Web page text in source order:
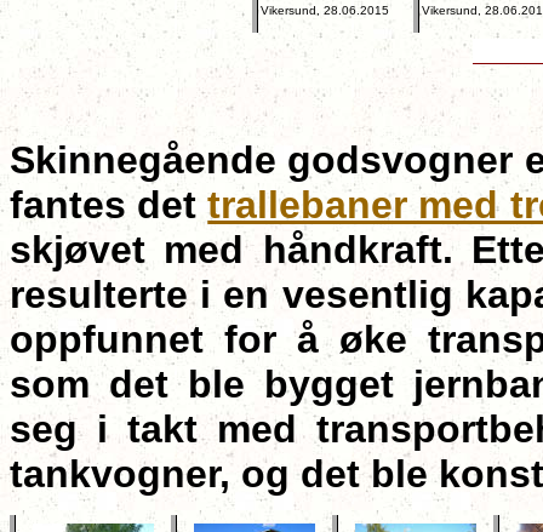
Vikersund, 28.06.2015 Vikersund,
Skinnegående godsvogner
fantes dettrallebaner med
skjøvet med håndkraft.
resulterte i en vesentlig
oppfunnet for å øke
som det ble bygget
seg i takt med
tankvogner, og det ble